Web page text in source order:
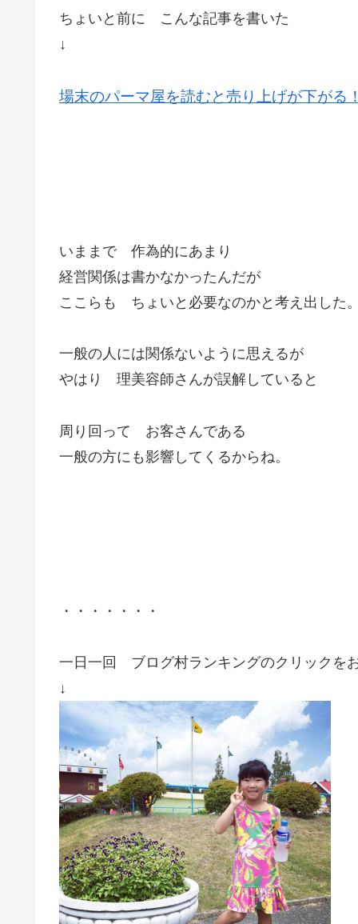
ちょいと前に こんな記事を書いた
↓
場末のパーマ屋を読むと売り上げが下がる
いままで 作為的にあまり
経営関係は書かなかったんだが
ここらも ちょいと必要なのかと考え出した
一般の人には関係ないように思えるが
やはり 理美容師さんが誤解していると
周り回って お客さんである
一般の方にも影響してくるからね。
・・・・・・・
一日一回 ブログ村ランキングのクリックを
↓